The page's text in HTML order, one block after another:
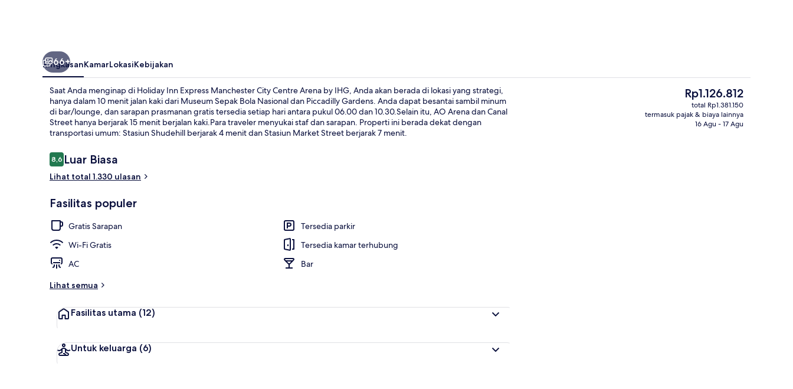
Sudah termasuk sarapan prasmanan
66+
RingkasanKamarLokasiKebijakan
Saat Anda menginap di Holiday Inn Express Manchester City Centre Arena by IHG, Anda akan berada di lokasi yang strategi,
hanya dalam 10 menit jalan kaki dari Museum Sepak Bola Nasional dan Piccadilly Gardens. Anda dapat besantai sambil minum
di bar/lounge, dan sarapan prasmanan gratis tersedia setiap hari antara pukul 06.00 dan 10.30.Selain itu, AO Arena dan Canal
Street hanya berjarak 15 menit berjalan kaki.Para traveler menyukai staf dan sarapan. Properti ini berada dekat dengan
transportasi umum: Stasiun Shudehill berjarak 4 menit dan Stasiun Market Street berjarak 7 menit.
Ulasan
8,68,6 dari 10
Luar Biasa
Lihat total 1.330 ulasan
Fasilitas populer
Gratis Sarapan
Tersedia parkir
Wi-Fi Gratis
Tersedia kamar terhubung
AC
Bar
Lihat semua
Fasilitas utama (12)
Untuk keluarga (6)
Harga
saat
ini
Rp1.126.812
Rp1.126.812
total Rp1.381.150
termasuk pajak & biaya lainnya
16 Agu - 17 Agu